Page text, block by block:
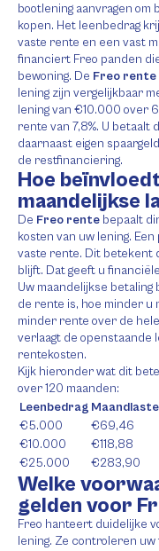
bootlening aanvragen om
kopen. Het leenbedrag
vaste rente en een vast
financiert Freo panden
bewoning. De Freo rente
lening zijn vergelijkbaar
lening van €10.000 over
rente van 7,8%. U betaalt
daarnaast eigen
de restfinanciering.
Hoe
maandelijkse
De Freo rente bepaalt
kosten van uw lening.
vaste rente. Dit betekent
blijft. Dat geeft u
Uw maandelijkse betaling
de rente is, hoe minder u
minder rente over de
verlaagt de openstaande
rentekosten.
Kijk hieronder wat dit
over 120 maanden:
Leenbedrag
€5.000
€69,46
€10.000
€118,88
€25.000
€283,90
Welke
gelden voor
Freo hanteert duidelijke
lening. Ze controleren